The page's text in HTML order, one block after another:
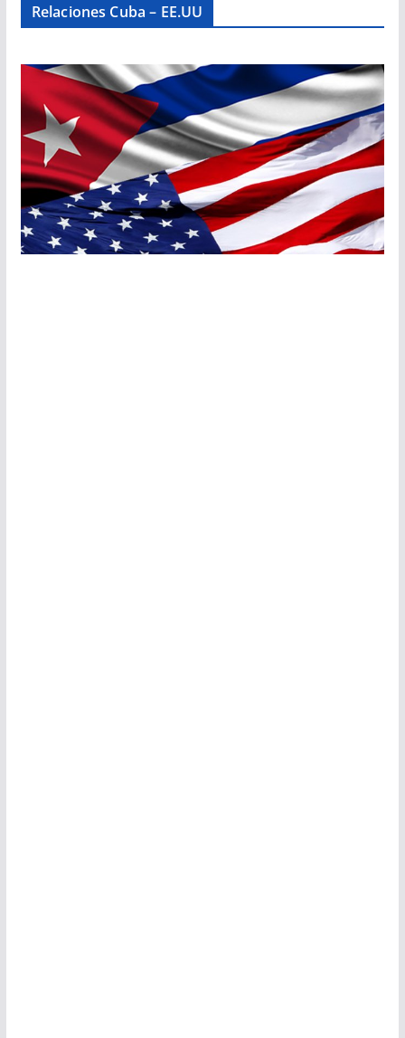
Relaciones Cuba – EE.UU